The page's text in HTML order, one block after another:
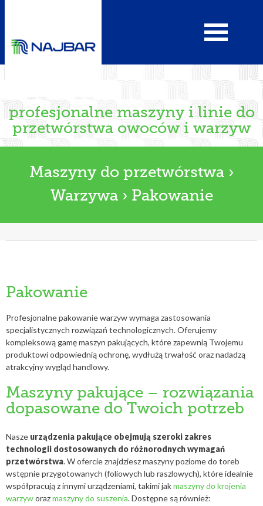
profesjonalne maszyny i linie do
przetwórstwa owoców i warzyw
Maszyny do przetwórstwa ›
Warzywa › Pakowanie
Pakowanie
Profesjonalne pakowanie warzyw wymaga zastosowania
specjalistycznych rozwiązań technologicznych. Oferujemy
kompleksową gamę maszyn pakujących, które zapewnią Twojemu
produktowi odpowiednią ochronę, wydłużą trwałość oraz nadadzą
atrakcyjny wygląd handlowy.
Maszyny pakujące – rozwiązania
dopasowane do Twoich potrzeb
Nasze urządzenia pakujące obejmują szeroki zakres
technologii dostosowanych do różnorodnych wymagań
przetwórstwa. W ofercie znajdziesz maszyny poziome do toreb
wstępnie przygotowanych (foliowych lub raszlowych), które idealnie
współpracują z innymi urządzeniami, takimi jakmaszyny do krojenia
warzyworazmaszyny do suszenia. Dostępne są również: